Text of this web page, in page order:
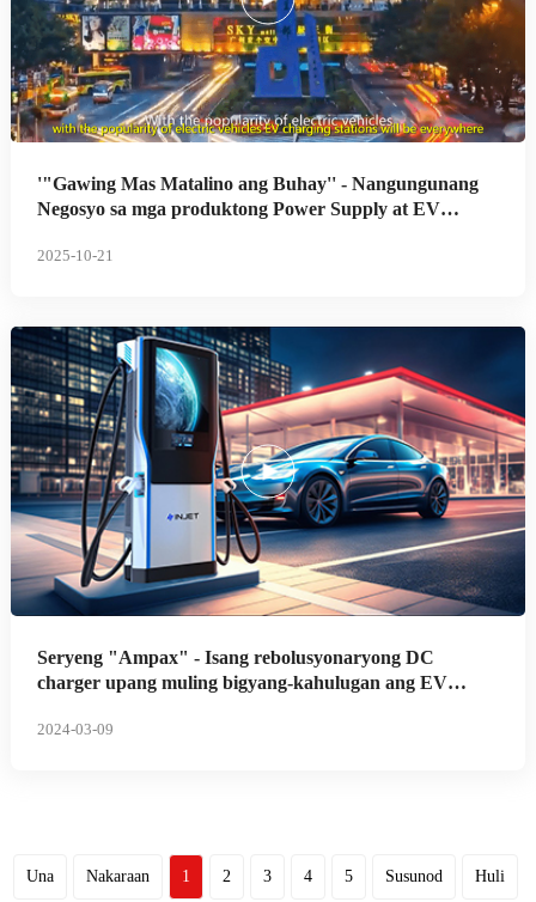
'"Gawing Mas Matalino ang Buhay'' - Nangungunang
Negosyo sa mga produktong Power Supply at EV
2025-10-21
Seryeng "Ampax" - Isang rebolusyonaryong DC
charger upang muling bigyang-kahulugan ang EV
2024-03-09
Una Nakaraan 1 2 3 4 5 Susunod Huli